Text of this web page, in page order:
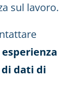
sul lavoro.
esperienza
dati di